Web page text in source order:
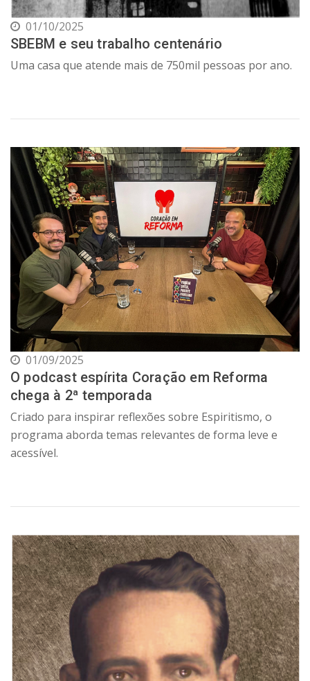
01/10/2025
SBEBM e seu trabalho centenário
Uma casa que atende mais de 750mil pessoas por ano.
01/09/2025
O podcast espírita Coração em Reforma
chega à 2ª temporada
Criado para inspirar reflexões sobre Espiritismo, o
programa aborda temas relevantes de forma leve e
acessível.